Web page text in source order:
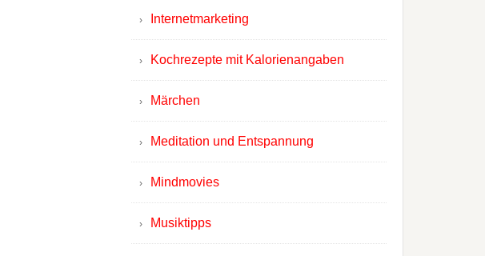
Internetmarketing
Kochrezepte mit Kalorienangaben
Märchen
Meditation und Entspannung
Mindmovies
Musiktipps